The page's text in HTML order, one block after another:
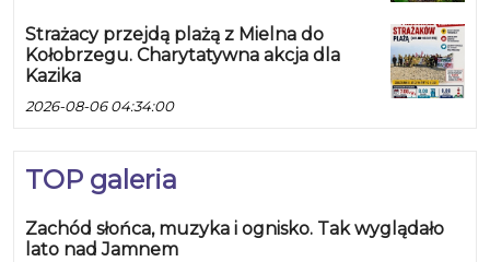
Strażacy przejdą plażą z Mielna do
Kołobrzegu. Charytatywna akcja dla
Kazika
2026-08-06 04:34:00
TOP galeria
Zachód słońca, muzyka i ognisko. Tak wyglądało
lato nad Jamnem